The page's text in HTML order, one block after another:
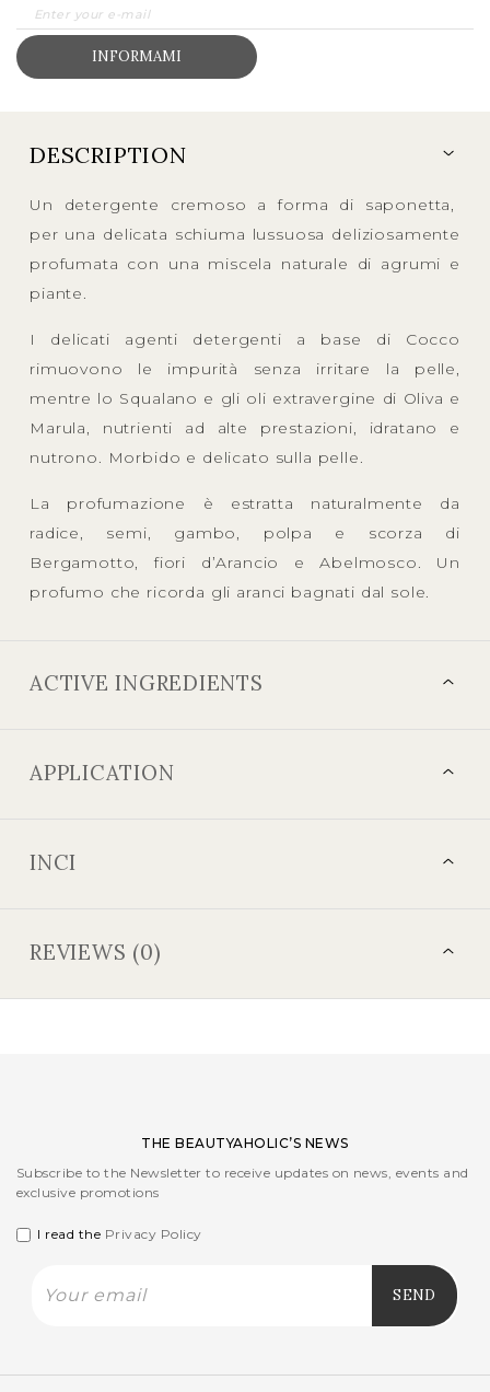
INFORMAMI
DESCRIPTION
Un detergente cremoso a forma di saponetta,
per una delicata schiuma lussuosa deliziosamente
profumata con una miscela naturale di agrumi e
piante.
I delicati agenti detergenti a base di Cocco
rimuovono le impurità senza irritare la pelle,
mentre lo Squalano e gli oli extravergine di Oliva e
Marula, nutrienti ad alte prestazioni, idratano e
nutrono. Morbido e delicato sulla pelle.
La profumazione è estratta naturalmente da
radice, semi, gambo, polpa e scorza di
Bergamotto, fiori d’Arancio e Abelmosco. Un
profumo che ricorda gli aranci bagnati dal sole.
ACTIVE INGREDIENTS
APPLICATION
INCI
REVIEWS (0)
THE BEAUTYAHOLIC’S NEWS
Subscribe to the Newsletter to receive updates on news, events and
exclusive promotions
I read the Privacy Policy